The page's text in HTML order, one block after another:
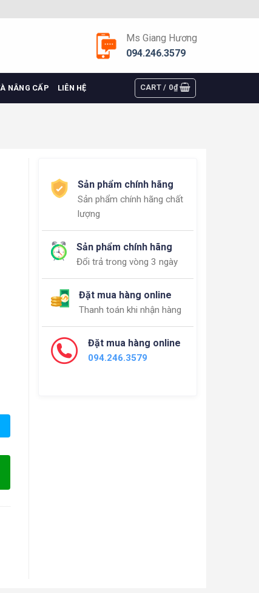
Ms Giang Hương
094.246.3579
NÂNG CẤP LIÊN HỆ CART / 0₫
Sản phẩm chính hãng
Sản phẩm chính hãng chất
lượng
Sản phẩm chính hãng
Đổi trả trong vòng 3 ngày
Đặt mua hàng online
Thanh toán khi nhận hàng
Đặt mua hàng online
094.246.3579